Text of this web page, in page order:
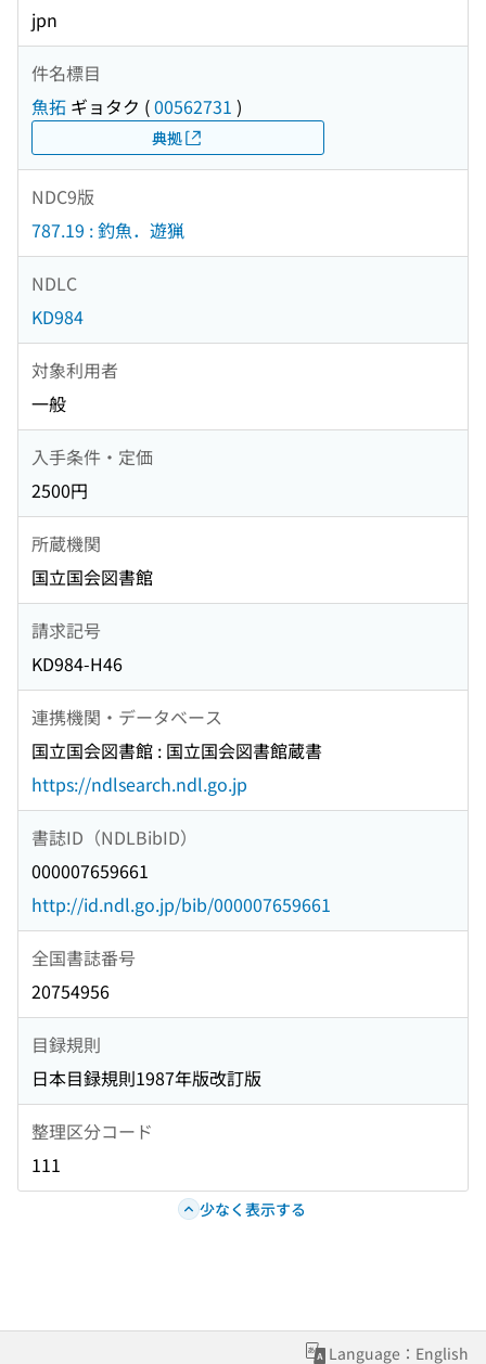
jpn
件名標目
魚拓 ギョタク (00562731 )
典拠
NDC9版
787.19 : 釣魚．遊猟
NDLC
KD984
対象利用者
一般
入手条件・定価
2500円
所蔵機関
国立国会図書館
請求記号
KD984-H46
連携機関・データベース
国立国会図書館 : 国立国会図書館蔵書
https://ndlsearch.ndl.go.jp
書誌ID（NDLBibID）
000007659661
http://id.ndl.go.jp/bib/000007659661
全国書誌番号
20754956
目録規則
日本目録規則1987年版改訂版
整理区分コード
111
少なく表示する
Language：English